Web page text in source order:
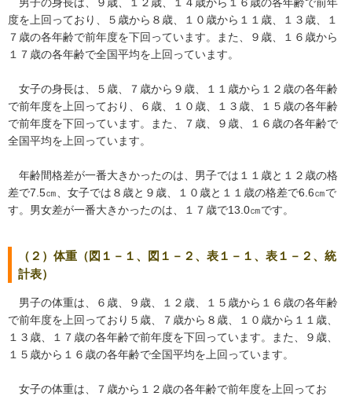
度を上回っており、５歳から８歳、１０歳から１１歳、１３歳、１
７歳の各年齢で前年度を下回っています。また、９歳、１６歳から
１７歳の各年齢で全国平均を上回っています。
女子の身長は、５歳、７歳から９歳、１１歳から１２歳の各年齢
で前年度を上回っており、６歳、１０歳、１３歳、１５歳の各年齢
で前年度を下回っています。また、７歳、９歳、１６歳の各年齢で
全国平均を上回っています。
年齢間格差が一番大きかったのは、男子では１１歳と１２歳の格
差で7.5㎝、女子では８歳と９歳、１０歳と１１歳の格差で6.6㎝で
す。男女差が一番大きかったのは、１７歳で13.0㎝です。
（２）体重（図１－１、図１－２、表１－１、表１－２、統
計表）
男子の体重は、６歳、９歳、１２歳、１５歳から１６歳の各年齢
で前年度を上回っており５歳、７歳から８歳、１０歳から１１歳、
１３歳、１７歳の各年齢で前年度を下回っています。また、９歳、
１５歳から１６歳の各年齢で全国平均を上回っています。
女子の体重は、７歳から１２歳の各年齢で前年度を上回ってお